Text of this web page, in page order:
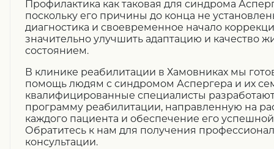
Профилактика как таковая для синдрома
поскольку его причины до конца не
диагностика и своевременное начало
значительно улучшить адаптацию и качество
состоянием.
В клинике реабилитации в Хамовниках мы
помощь людям с синдромом Аспергера и их
квалифицированные специалисты
программу реабилитации, направленную на
каждого пациента и обеспечение его
Обратитесь к нам для получения
консультации.